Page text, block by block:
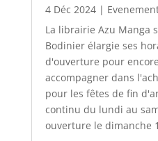
4 Déc 2024|
La librairie Azu Manga
Bodinier élargie ses
d'ouverture pour
accompagner dans
pour les fêtes de fin
continu du lundi au
ouverture le dimanche